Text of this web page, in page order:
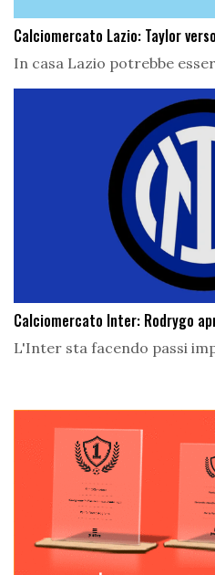
Calciomercato Lazio: Taylor
In casa Lazio potrebbe
Calciomercato Inter: Rodrygo
L'Inter sta facendo passi